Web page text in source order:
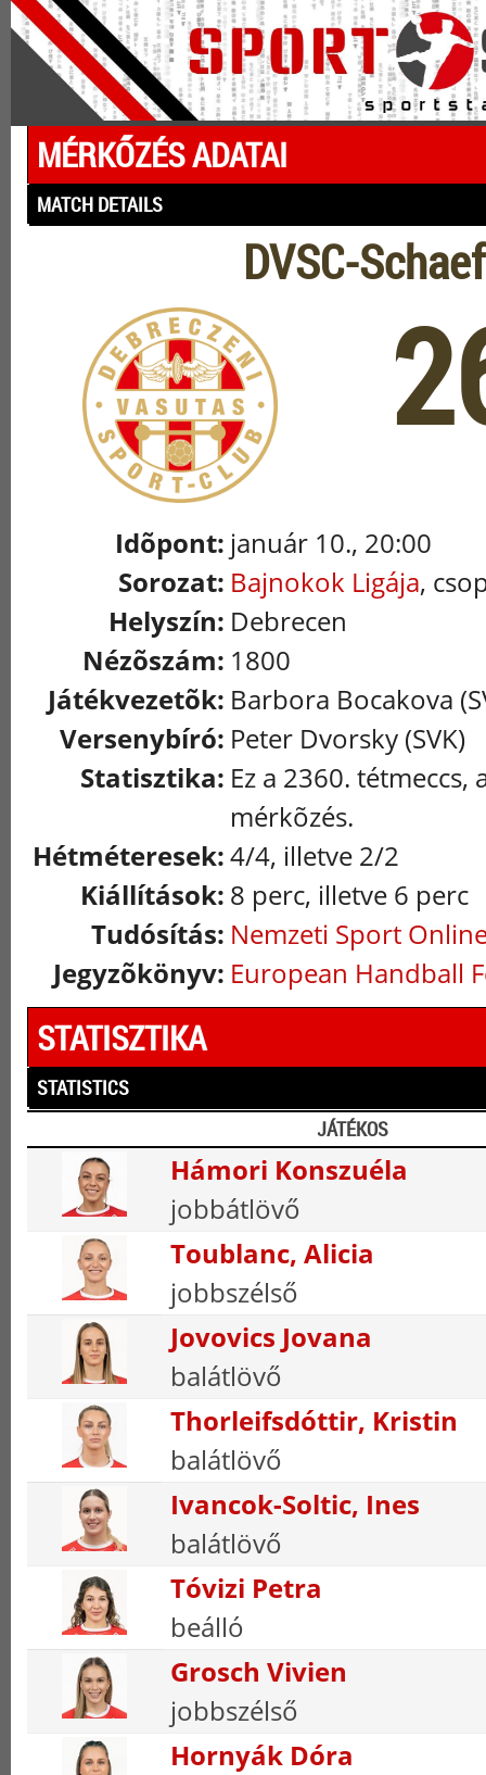
MÉRKŐZÉS ADATAI
MATCH DETAILS
DVSC-
Idõpont: január 10., 20:00
Sorozat: Bajnokok Ligája,
Helyszín: Debrecen
Nézõszám: 1800
Játékvezetõk: Barbora Bocakova
Versenybíró: Peter Dvorsky (SVK)
Statisztika: Ez a 2360.
mérkõzés.
Hétméteresek:4/4, illetve 2/2
Kiállítások: 8 perc, illetve 6 perc
Tudósítás: Nemzeti Sport
Jegyzõkönyv: European Handball
STATISZTIKA
STATISTICS
JÁTÉKOS
Hámori Konszuéla
jobbátlövő
Toublanc, Alicia
jobbszélső
Jovovics Jovana
balátlövő
Thorleifsdóttir, Kristin
balátlövő
Ivancok-Soltic, Ines
balátlövő
Tóvizi Petra
beálló
Grosch Vivien
jobbszélső
Hornyák Dóra